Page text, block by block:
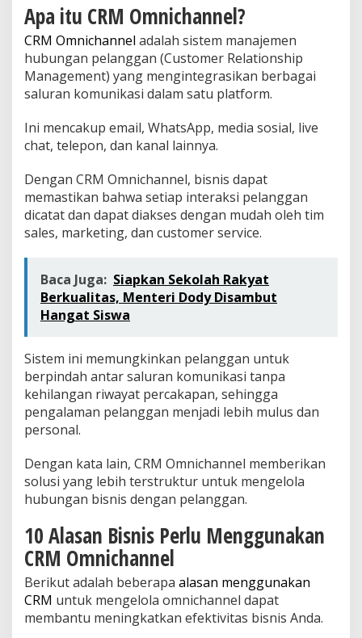
Apa itu CRM Omnichannel?
CRM Omnichannel adalah sistem manajemen
hubungan pelanggan (Customer Relationship
Management) yang mengintegrasikan berbagai
saluran komunikasi dalam satu platform.
Ini mencakup email, WhatsApp, media sosial, live
chat, telepon, dan kanal lainnya.
Dengan CRM Omnichannel, bisnis dapat
memastikan bahwa setiap interaksi pelanggan
dicatat dan dapat diakses dengan mudah oleh tim
sales, marketing, dan customer service.
Baca Juga: Siapkan Sekolah Rakyat
Berkualitas, Menteri Dody Disambut
Hangat Siswa
Sistem ini memungkinkan pelanggan untuk
berpindah antar saluran komunikasi tanpa
kehilangan riwayat percakapan, sehingga
pengalaman pelanggan menjadi lebih mulus dan
personal.
Dengan kata lain, CRM Omnichannel memberikan
solusi yang lebih terstruktur untuk mengelola
hubungan bisnis dengan pelanggan.
10 Alasan Bisnis Perlu Menggunakan
CRM Omnichannel
Berikut adalah beberapa alasan menggunakan
CRM untuk mengelola omnichannel dapat
membantu meningkatkan efektivitas bisnis Anda.